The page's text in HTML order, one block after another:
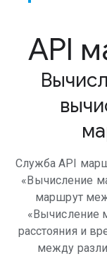
API
Служба API
«Вычисление
маршрут
«Вычисление
расстояния и
между